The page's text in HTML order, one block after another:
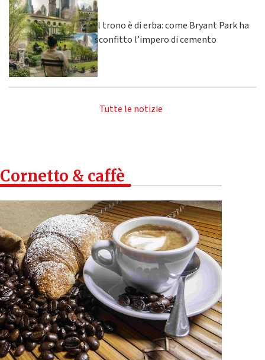
Il trono è di erba: come Bryant Park ha
sconfitto l’impero di cemento
Tutte le notizie
Cornetto & caffè